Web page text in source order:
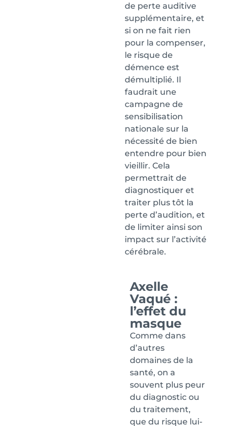
de perte auditive
supplémentaire, et
si on ne fait rien
pour la compenser,
le risque de
démence est
démultiplié. Il
faudrait une
campagne de
sensibilisation
nationale sur la
nécessité de bien
entendre pour bien
vieillir. Cela
permettrait de
diagnostiquer et
traiter plus tôt la
perte d’audition, et
de limiter ainsi son
impact sur l’activité
cérébrale.
Axelle
Vaqué :
l’effet du
masque
Comme dans
d’autres
domaines de la
santé, on a
souvent plus peur
du diagnostic ou
du traitement,
que du risque lui-